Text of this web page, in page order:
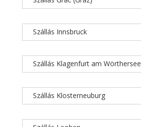
Szállás Innsbruck
Szállás Klagenfurt am Wörthersee
Szállás Klosterneuburg